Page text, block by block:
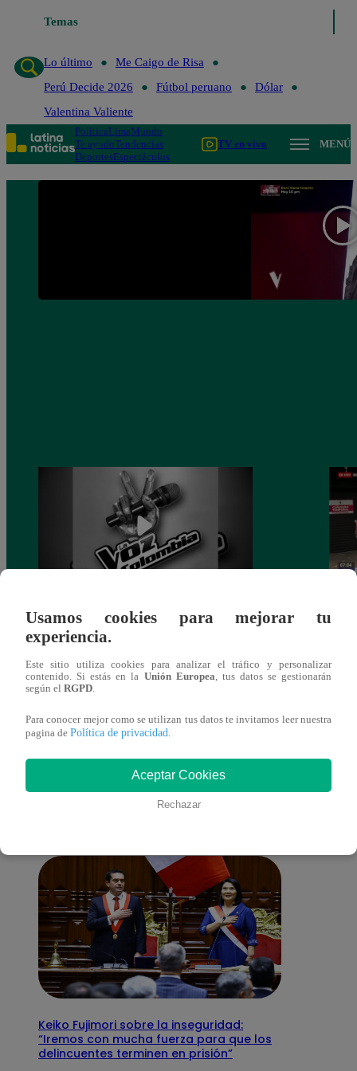
Temas
Lo último
Me Caigo de Risa
Perú Decide 2026
Fútbol peruano
Dólar
Valentina Valiente
PolíticaLimaMundo
Te ayudoTendencias
DeportesEspectáculos
TV en vivo MENÚ
Muere exparticipante de La Voz Colombia
tras denunciar negligencia médica
También te puede
interesar
Keiko Fujimori sobre la inseguridad:
“Iremos con mucha fuerza para que los
delincuentes terminen en prisión”
Usamos cookies para mejorar tu
experiencia.
Este sitio utiliza cookies para analizar el tráfico y personalizar
contenido. Si estás en la Unión Europea, tus datos se gestionarán
según el RGPD.
Para conocer mejor como se utilizan tus datos te invitamos leer nuestra
pagina de Política de privacidad.
Aceptar Cookies
Rechazar